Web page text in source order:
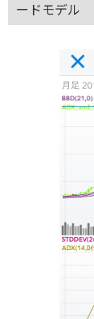
ードモデル